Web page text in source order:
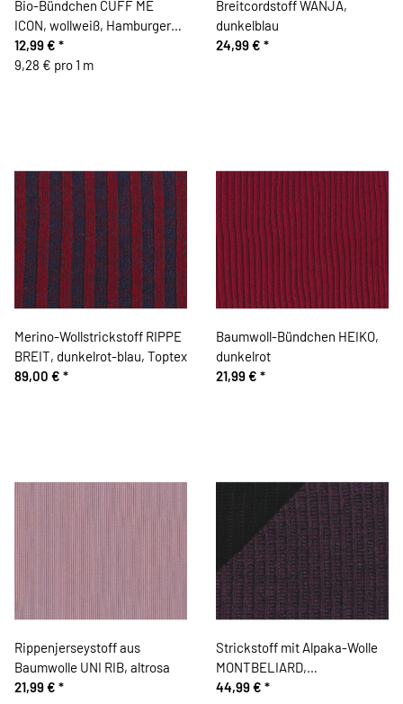
Bio-Bündchen CUFF ME
ICON, wollweiß, Hamburger
Liebe
12,99 € *
9,28 € pro 1 m
Breitcordstoff WANJA,
dunkelblau
24,99 € *
Merino-Wollstrickstoff RIPPE
BREIT, dunkelrot-blau, Toptex
89,00 € *
Baumwoll-Bündchen HEIKO,
dunkelrot
21,99 € *
Rippenjerseystoff aus
Baumwolle UNI RIB, altrosa
21,99 € *
Strickstoff mit Alpaka-Wolle
MONTBELIARD,
Rippenmuster, gedecktes
44,99 € *